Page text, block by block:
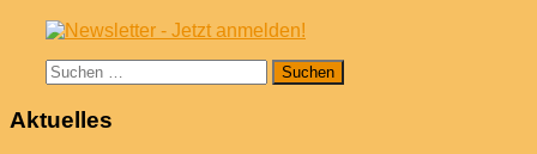
Suchen
nach:
Aktuelles